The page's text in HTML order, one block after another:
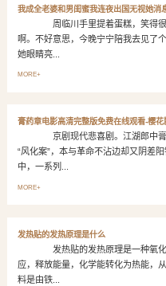
我成全老婆和男闺蜜我连夜出国无视她消
周临川手里提着蛋糕，笑得很自
啊。不好意思，今晚宁宁陪我去见
她眼睛亮...
MORE+
膏药章电影高清完整版免费在线观看-樱花
京剧现代悲喜剧。江湖郎中膏
“风化案”，本与革命不沾边却又阴差
中，一系列...
MORE+
发热贴的发热原理是什么
发热贴的发热原理是一种氧化
应，释放能量，化学能转化为热能
料是由铁...